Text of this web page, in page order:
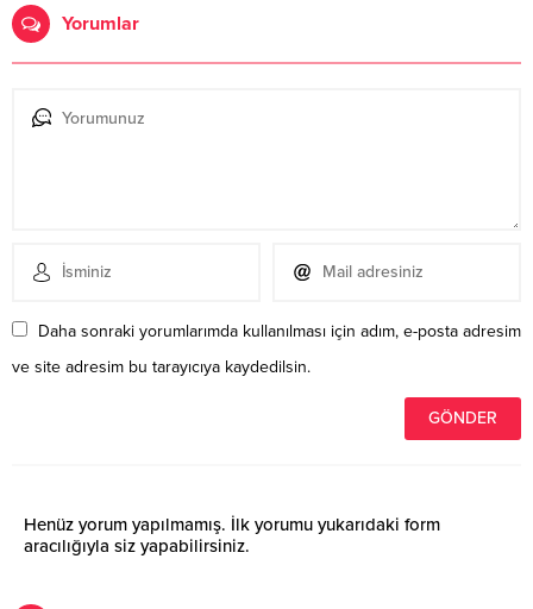
Yorumlar
Daha sonraki yorumlarımda kullanılması için adım, e-posta adresim
ve site adresim bu tarayıcıya kaydedilsin.
Henüz yorum yapılmamış. İlk yorumu yukarıdaki form
aracılığıyla siz yapabilirsiniz.